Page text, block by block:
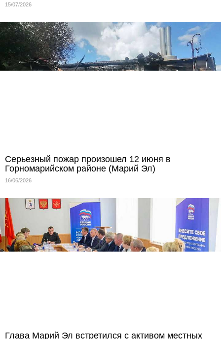
15/07/2026
Серьезный пожар произошел 12 июня в
Горномарийском районе (Марий Эл)
16/06/2026
Глава Марий Эл встретился с активом местных